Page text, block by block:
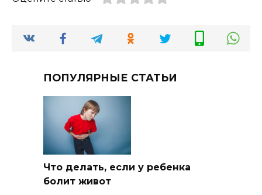
ПОПУЛЯРНЫЕ СТАТЬИ
Что делать, если у ребенка
болит живот